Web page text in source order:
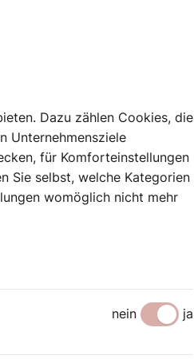
Dazu zählen Cookies, die
Unternehmensziele
für Komforteinstellungen
Sie selbst, welche Kategorien
womöglich nicht mehr
nein ja